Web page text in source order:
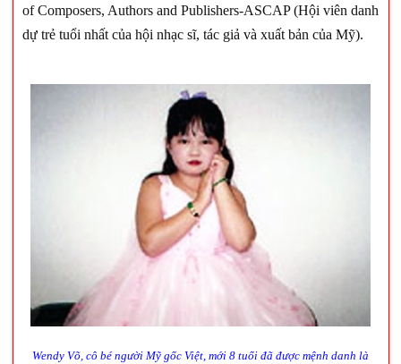
of Composers, Authors and Publishers-ASCAP (Hội viên danh
dự trẻ tuổi nhất của hội nhạc sĩ, tác giả và xuất bản của Mỹ).
Wendy Võ, cô bé người Mỹ gốc Việt, mới 8 tuổi đã được mệnh danh là